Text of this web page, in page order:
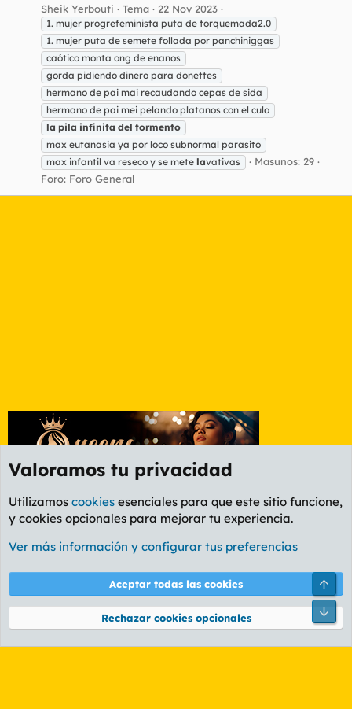
Sheik Yerbouti Tema 22 Nov 2023
1. mujer progrefeminista puta de torquemada2.0
1. mujer puta de semete follada por panchiniggas
caótico monta ong de enanos
gorda pidiendo dinero para donettes
hermano de pai mai recaudando cepas de sida
hermano de pai mei pelando platanos con el culo
la pila infinita del tormento
max eutanasia ya por loco subnormal parasito
max infantil va reseco y se mete lavativas
Masunos: 29
Foro: Foro General
Etiquetas
Cookies
PL OLDSTYLE AMARILLO
Términos y reglas Política de privacidad Ayuda
Community platform by XenForo® © 2010-2026 XenForo Ltd.
Valoramos tu privacidad
Utilizamos cookies esenciales para que este sitio funcione,
y cookies opcionales para mejorar tu experiencia.
Ver más información y configurar tus preferencias
Aceptar todas las cookies
Rechazar cookies opcionales
Pie